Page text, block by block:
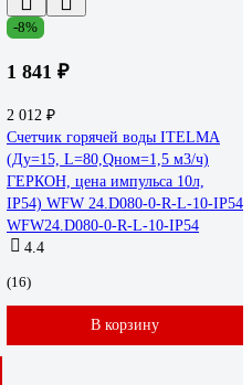
-8%
1 841 ₽
2 012 ₽
Счетчик горячей воды ITELMA
(Ду=15, L=80,Qном=1,5 м3/ч)
ГЕРКОН, цена импульса 10л,
IP54) WFW 24.D080-0-R-L-10-IP54
WFW24.D080-0-R-L-10-IP54
4.4
(16)
В корзину